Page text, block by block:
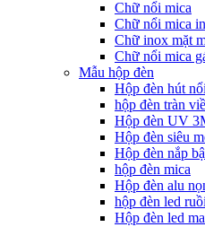
Chữ nổi mica
Chữ nổi mica
Chữ inox mặt
Chữ nổi mica
Mẫu hộp đèn
Hộp đèn hút nổi
hộp đèn tràn
Hộp đèn UV
Hộp đèn siêu
Hộp đèn nắp
hộp đèn mica
Hộp đèn alu
hộp đèn led ruồi
Hộp đèn led